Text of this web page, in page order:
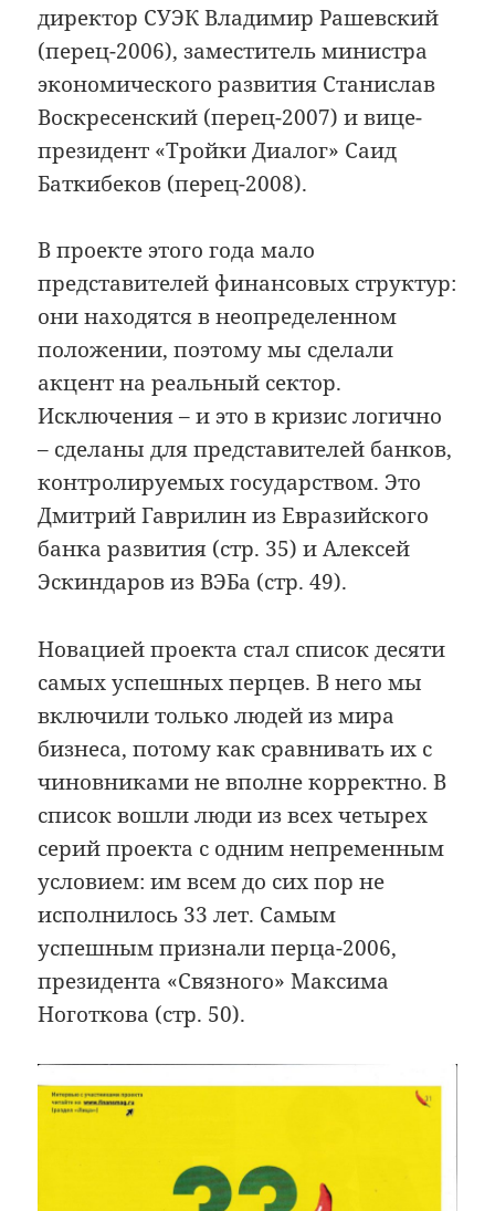
директор СУЭК Владимир Рашевский
(перец-2006), за­ме­сти­тель министра
экономического развития Станислав
Воскресенский (перец-2007) и вице-
президент «Тройки Диалог» Саид
Баткибеков (перец-2008).
В проекте этого года мало
представителей финансовых структур:
они находятся в неопределенном
положении, поэтому мы сделали
акцент на реальный сектор.
Исключения – и это в кризис логично
– сделаны для представителей банков,
контролируемых государством. Это
Дмитрий Гаврилин из Евразийского
банка развития (стр. 35) и Алексей
Эскиндаров из ВЭБа (стр. 49).
Новацией проекта стал список десяти
самых успешных перцев. В него мы
включили только людей из мира
бизнеса, потому как сравнивать их с
чиновниками не вполне корректно. В
список вошли люди из всех четырех
серий проекта с одним непременным
условием: им всем до сих пор не
исполнилось 33 лет. Самым
успешным признали перца-2006,
президента «Связного» Максима
Ноготкова (стр. 50).